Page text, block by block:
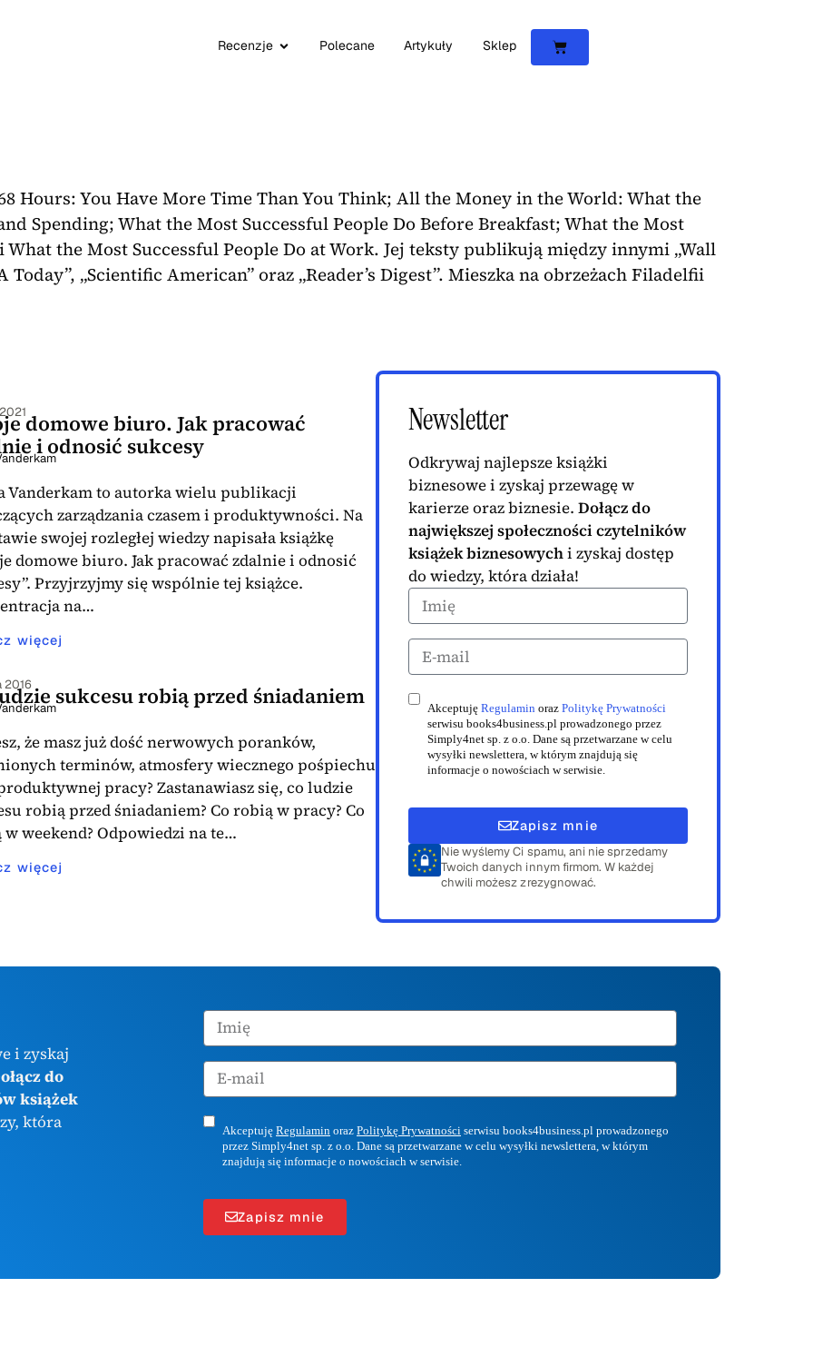
Recenzje Polecane Artykuły Sklep
Hours: You Have More Time Than You Think; All the Money in the World: What the
Spending; What the Most Successful People Do Before Breakfast; What the Most
What the Most Successful People Do at Work. Jej teksty publikują między innymi „Wall
Today”, „Scientific American” oraz „Reader’s Digest”. Mieszka na obrzeżach Filadelfii
domowe biuro. Jak pracować
i odnosić sukcesy
Vanderkam to autorka wielu publikacji
zarządzania czasem i produktywności. Na
swojej rozległej wiedzy napisała książkę
domowe biuro. Jak pracować zdalnie i odnosić
Przyjrzyjmy się wspólnie tej książce.
na…
więcej
2016 sukcesu robią przed śniadaniem
że masz już dość nerwowych poranków,
terminów, atmosfery wiecznego pośpiechu
pracy? Zastanawiasz się, co ludzie
robią przed śniadaniem? Co robią w pracy? Co
weekend? Odpowiedzi na te…
więcej
Newsletter
Odkrywaj najlepsze książki
biznesowe i zyskaj przewagę w
karierze oraz biznesie. Dołącz do
największej społeczności czytelników
książek biznesowychi zyskaj dostęp
do wiedzy, która działa!
Akceptuję Regulamin oraz Politykę Prywatności
serwisu books4business.pl prowadzonego przez
Simply4net sp. z o.o. Dane są przetwarzane w celu
wysyłki newslettera, w którym znajdują się
informacje o nowościach w serwisie.
Zapisz mnie
Nie wyślemy Ci spamu, ani nie sprzedamy
Twoich danych innym firmom. W każdej
chwili możesz zrezygnować.
i zyskaj
do
książek
która
Akceptuję Regulamin oraz Politykę Prywatności serwisu books4business.pl prowadzonego
przez Simply4net sp. z o.o. Dane są przetwarzane w celu wysyłki newslettera, w którym
znajdują się informacje o nowościach w serwisie.
Zapisz mnie